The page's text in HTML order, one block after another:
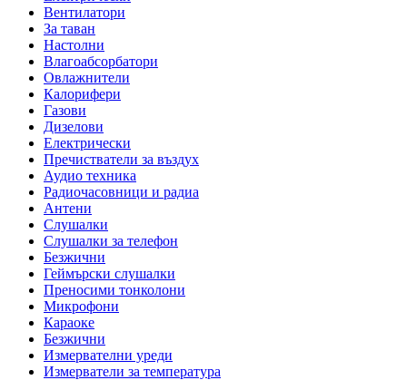
Вентилатори
За таван
Настолни
Влагоабсорбатори
Овлажнители
Калорифери
Газови
Дизелови
Електрически
Пречистватели за въздух
Аудио техника
Радиочасовници и радиа
Антени
Слушалки
Слушалки за телефон
Безжични
Геймърски слушалки
Преносими тонколони
Микрофони
Караоке
Безжични
Измервателни уреди
Измерватели за температура